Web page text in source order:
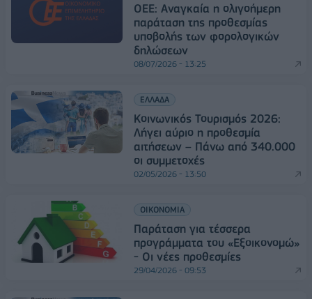
ΟΕΕ: Αναγκαία η ολιγοήμερη
παράταση της προθεσμίας
υποβολής των φορολογικών
δηλώσεων
08/07/2026 - 13:25
ΕΛΛΑΔΑ
Κοινωνικός Τουρισμός 2026:
Λήγει αύριο η προθεσμία
αιτήσεων – Πάνω από 340.000
οι συμμετοχές
02/05/2026 - 13:50
ΟΙΚΟΝΟΜΙΑ
Παράταση για τέσσερα
προγράμματα του «Εξοικονομώ»
- Οι νέες προθεσμίες
29/04/2026 - 09:53